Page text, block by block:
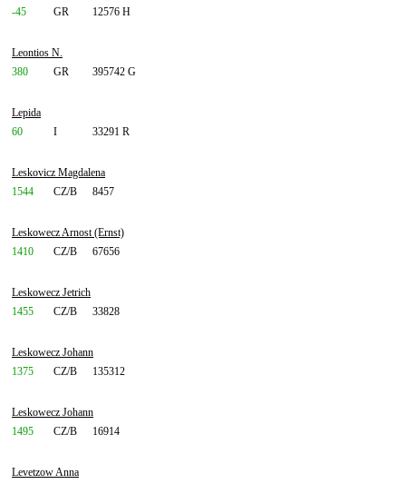
-45
GR 12576 H
Leontios N.
380
GR 395742 G
Lepida
60
I 33291 R
Leskovicz Magdalena
1544
CZ/B 8457
Leskowecz Arnost (Ernst)
1410
CZ/B 67656
Leskowecz Jetrich
1455
CZ/B 33828
Leskowecz Johann
1375
CZ/B 135312
Leskowecz Johann
1495
CZ/B 16914
Levetzow Anna